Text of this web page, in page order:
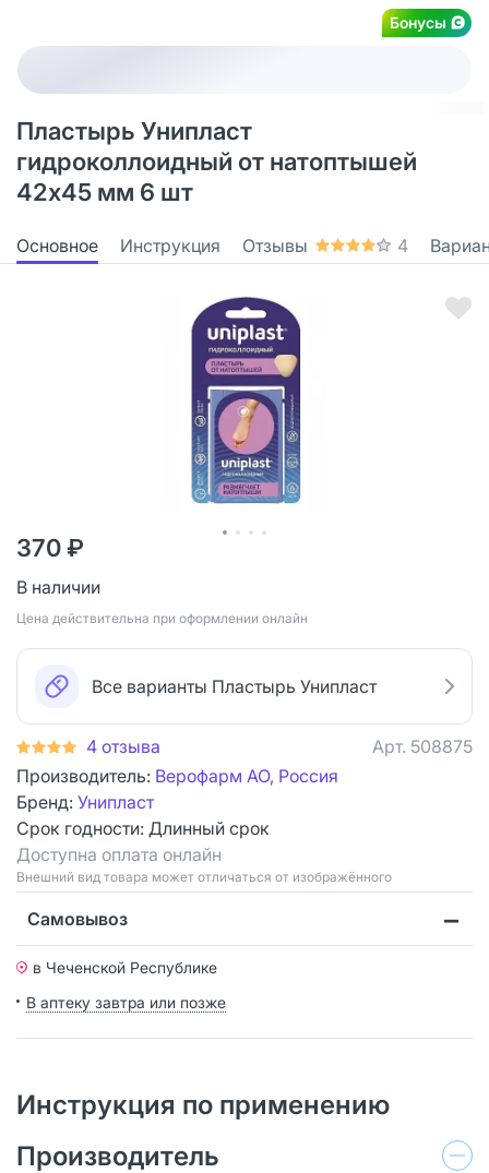
Бонусы
Пластырь Унипласт
гидроколлоидный от натоптышей
42х45 мм 6 шт
Основное Инструкция Отзывы 4
370 ₽
В наличии
Цена действительна при оформлении онлайн
Все варианты Пластырь Унипласт
4 отзыва Арт. 508875
Производитель: Верофарм АО, Россия
Бренд: Унипласт
Срок годности: Длинный срок
Доступна оплата онлайн
Bнешний вид товара может отличаться от изображённого
Самовывоз
в Чеченской Республике
В аптеку завтра или позже
Инструкция по применению
Производитель